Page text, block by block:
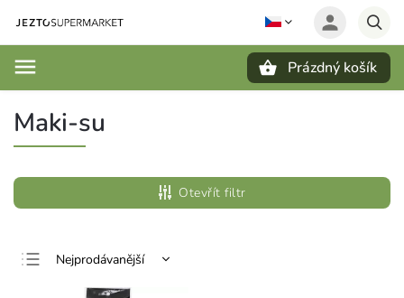
Prázdný košík
Maki-su
Otevřít filtr
Nejprodávanější
Nejlevnější